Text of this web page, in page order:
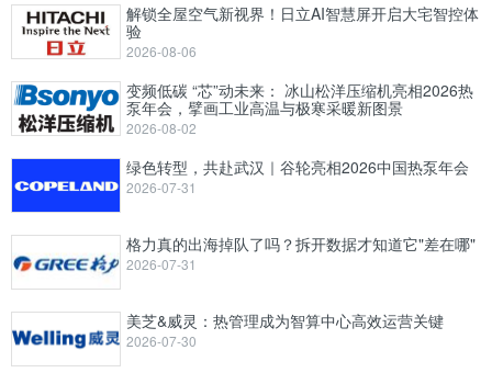
解锁全屋空气新视界！日立AI智慧屏开启大宅智控体
验
2026-08-06
变频低碳 “芯”动未来： 冰山松洋压缩机亮相2026热
泵年会，擘画工业高温与极寒采暖新图景
2026-08-02
绿色转型，共赴武汉｜谷轮亮相2026中国热泵年会
2026-07-31
格力真的出海掉队了吗？拆开数据才知道它"差在哪"
2026-07-31
美芝&威灵：热管理成为智算中心高效运营关键
2026-07-30